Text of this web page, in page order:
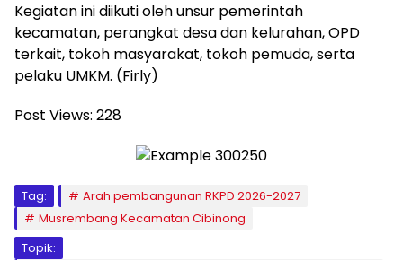
Kegiatan ini diikuti oleh unsur pemerintah
kecamatan, perangkat desa dan kelurahan, OPD
terkait, tokoh masyarakat, tokoh pemuda, serta
pelaku UMKM. (Firly)
Post Views: 228
Tag:
Arah pembangunan RKPD 2026-2027
Musrembang Kecamatan Cibinong
Topik: